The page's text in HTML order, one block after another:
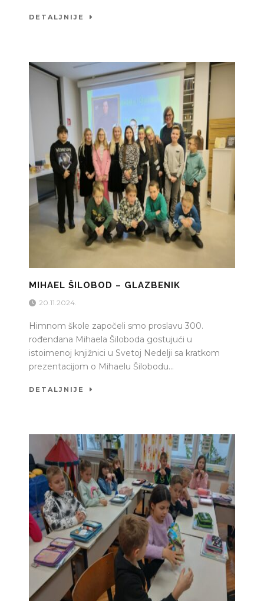
DETALJNIJE
MIHAEL ŠILOBOD – GLAZBENIK
20.11.2024.
Himnom škole započeli smo proslavu 300.
rođendana Mihaela Šiloboda gostujući u
istoimenoj knjižnici u Svetoj Nedelji sa kratkom
prezentacijom o Mihaelu Šilobodu...
DETALJNIJE